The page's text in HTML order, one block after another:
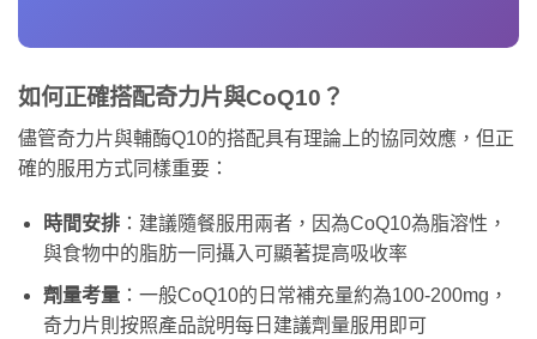
如何正確搭配奇力片與CoQ10？
儘管奇力片與輔酶Q10的搭配具有理論上的協同效應，但正
確的服用方式同樣重要：
時間安排：建議隨餐服用兩者，因為CoQ10為脂溶性，
與食物中的脂肪一同攝入可顯著提高吸收率
劑量考量：一般CoQ10的日常補充量約為100-200mg，
奇力片則按照產品說明每日建議劑量服用即可